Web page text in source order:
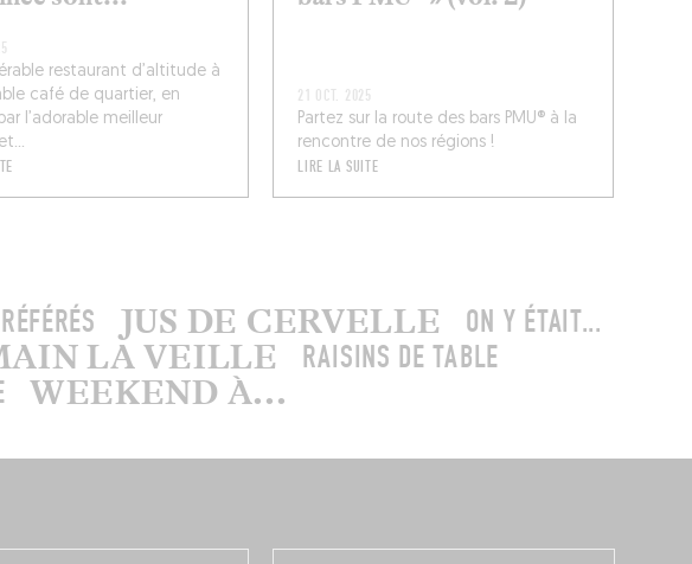
restaurant d’altitude à
café de quartier, en
l’adorable meilleur
21 OCT. 2025
Partez sur la route des bars PMU® à la
rencontre de nos régions !
LIRE LA SUITE
JUS DE CERVELLE ON Y ÉTAIT...
LA VEILLE RAISINS DE TABLE
WEEKEND À...